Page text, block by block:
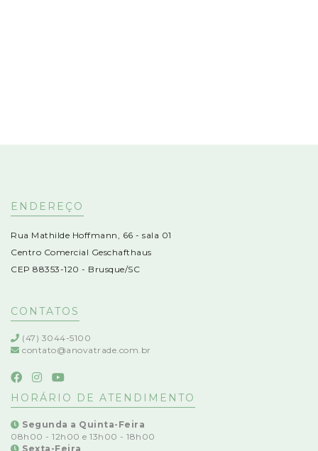
ENDEREÇO
Rua Mathilde Hoffmann, 66 - sala 01
Centro Comercial Geschafthaus
CEP 88353-120 - Brusque/SC
CONTATOS
(47) 3044-5100
contato@anovatrade.com.br
HORÁRIO DE ATENDIMENTO
Segunda a Quinta-Feira
08h00 - 12h00 e 13h00 - 18h00
Sexta-Feira